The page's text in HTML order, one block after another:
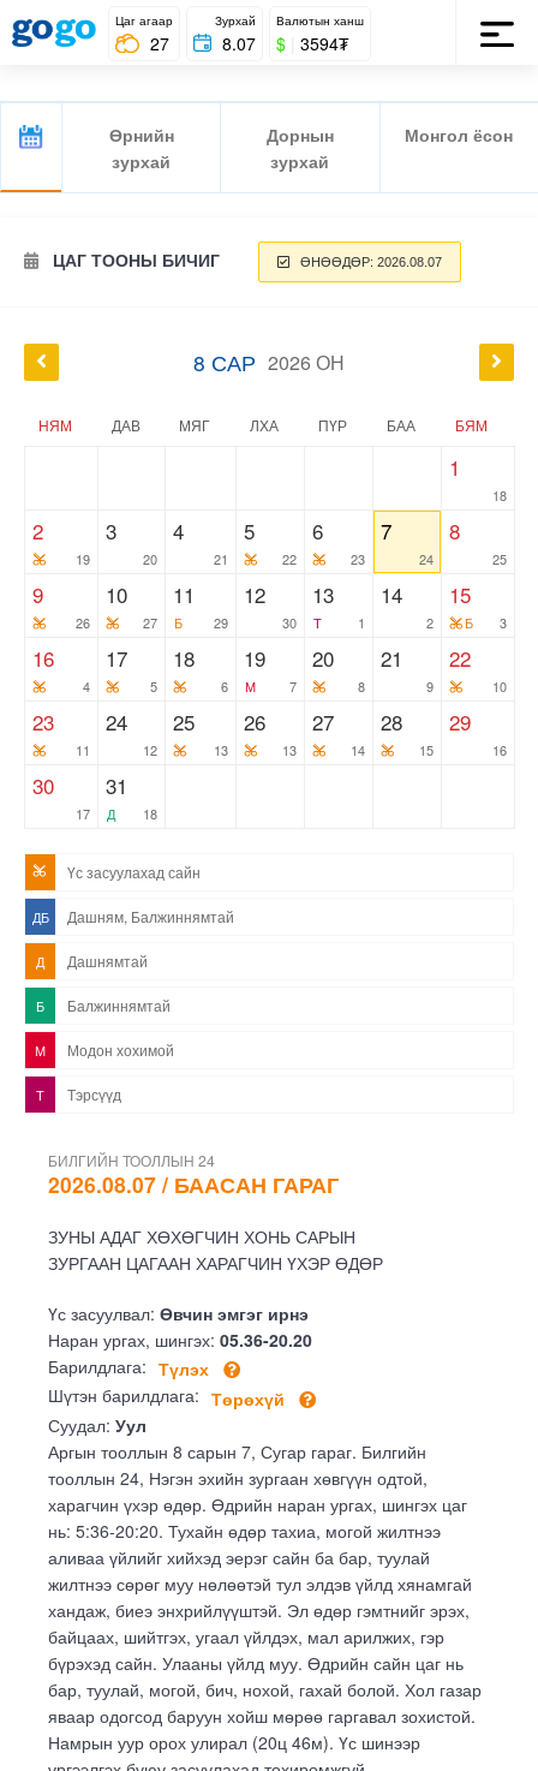
Цаг агаар
27
Зурхай
8.07
Валютын ханш
$ 3594₮
Өрнийн
зурхай
Дорнын
зурхай
Монгол ёсон
ЦАГ ТООНЫ БИЧИГ ӨНӨӨДӨР: 2026.08.07
8 САР 2026 ОН
НЯМ ДАВ МЯГ ЛХА ПҮР БАА БЯМ
1
18
2
19
3
20
4
21
5
22
6
23
7
24
8
25
9
26
10
27
11
29
Б
12
30
13
1
Т
14
2
15
3
Б
16
4
17
5
18
6
19
7
М
20
8
21
9
22
10
23
11
24
12
25
13
26
13
27
14
28
15
29
16
30
17
31
18
Д
Үс засуулахад сайн
ДБ Дашням, Балжиннямтай
Д Дашнямтай
Б Балжиннямтай
М Модон хохимой
Т Тэрсүүд
БИЛГИЙН ТООЛЛЫН 24
2026.08.07 / БААСАН ГАРАГ
ЗУНЫ АДАГ ХӨХӨГЧИН ХОНЬ САРЫН
ЗУРГААН ЦАГААН ХАРАГЧИН ҮХЭР ӨДӨР
Үс засуулвал: Өвчин эмгэг ирнэ
Наран ургах, шингэх: 05.36-20.20
Барилдлага:
Түлэх
Шүтэн барилдлага: Төрөхүй
Суудал: Уул
Аргын тооллын 8 сарын 7, Сугар гараг. Билгийн
тооллын 24, Нэгэн эхийн зургаан хөвгүүн одтой,
харагчин үхэр өдөр. Өдрийн наран ургах, шингэх цаг
нь: 5:36-20:20. Тухайн өдөр тахиа, могой жилтнээ
аливаа үйлийг хийхэд эерэг сайн ба бар, туулай
жилтнээ сөрөг муу нөлөөтэй тул элдэв үйлд хянамгай
хандаж, биеэ энхрийлүүштэй. Эл өдөр гэмтнийг эрэх,
байцаах, шийтгэх, угаал үйлдэх, мал арилжих, гэр
бүрэхэд сайн. Улааны үйлд муу. Өдрийн сайн цаг нь
бар, туулай, могой, бич, нохой, гахай болой. Хол газар
яваар одогсод баруун хойш мөрөө гаргавал зохистой.
Намрын уур орох улирал (20ц 46м). Үс шинээр